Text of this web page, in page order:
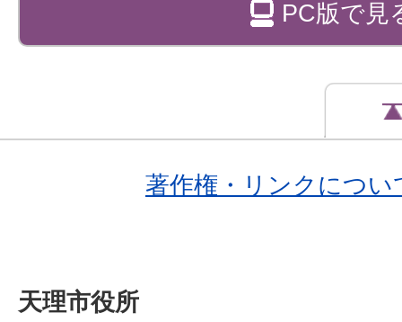
PC版で見
著作権・リンクについ
天理市役所